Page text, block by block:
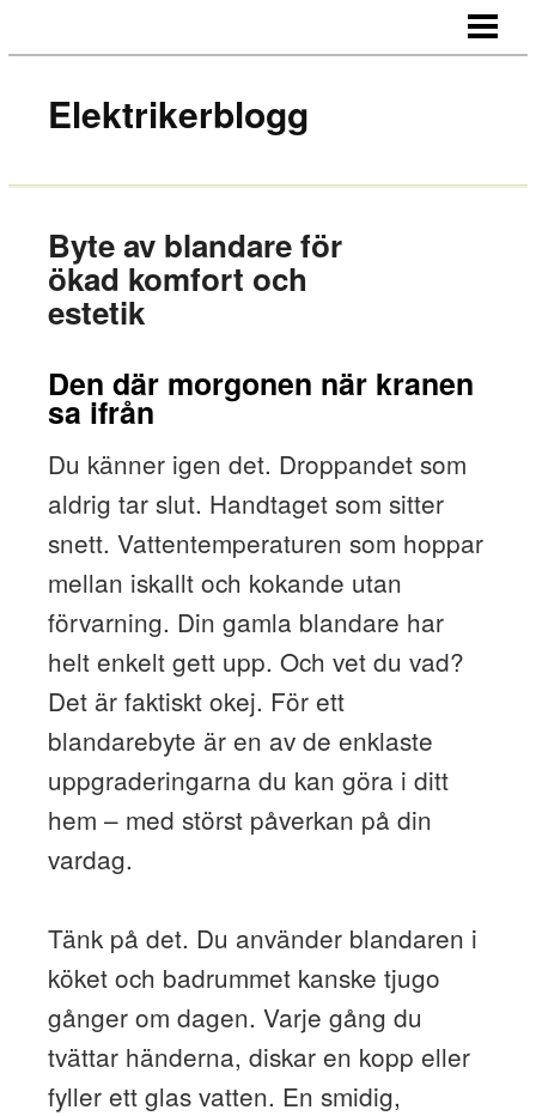
KONTAKT
Elektrikerblogg
Byte av blandare för
ökad komfort och
estetik
Den där morgonen när kranen
sa ifrån
Du känner igen det. Droppandet som
aldrig tar slut. Handtaget som sitter
snett. Vattentemperaturen som hoppar
mellan iskallt och kokande utan
förvarning. Din gamla blandare har
helt enkelt gett upp. Och vet du vad?
Det är faktiskt okej. För ett
blandarebyte är en av de enklaste
uppgraderingarna du kan göra i ditt
hem – med störst påverkan på din
vardag.
Tänk på det. Du använder blandaren i
köket och badrummet kanske tjugo
gånger om dagen. Varje gång du
tvättar händerna, diskar en kopp eller
fyller ett glas vatten. En smidig,